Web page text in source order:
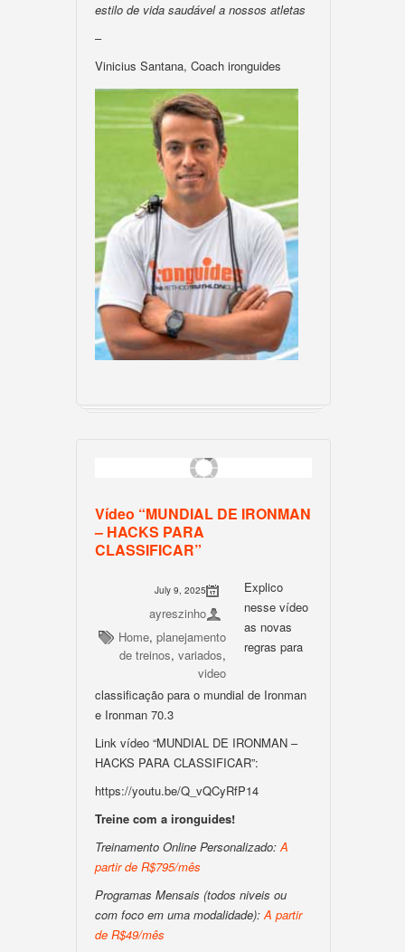
estilo de vida saudável a nossos atletas
–
Vinicius Santana, Coach ironguides
Vídeo “MUNDIAL DE IRONMAN
– HACKS PARA
CLASSIFICAR”
July 9, 2025
ayreszinho
Home, planejamento
de treinos, variados,
video
Explico
nesse vídeo
as novas
regras para
classificação para o mundial de Ironman
e Ironman 70.3
Link vídeo “MUNDIAL DE IRONMAN –
HACKS PARA CLASSIFICAR”:
https://youtu.be/Q_vQCyRfP14
Treine com a ironguides!
Treinamento Online Personalizado:A
partir de R$795/mês
Programas Mensais (todos niveis ou
com foco em uma modalidade):A partir
de R$49/mês